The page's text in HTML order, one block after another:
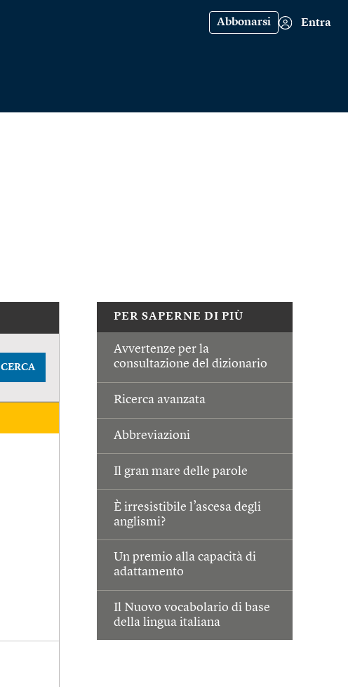
Abbonarsi Entra
PER SAPERNE DI PIÙ
Avvertenze per la
consultazione del dizionario
Ricerca avanzata
Abbreviazioni
Il gran mare delle parole
È irresistibile l’ascesa degli
anglismi?
Un premio alla capacità di
adattamento
Il Nuovo vocabolario di base
della lingua italiana
CERCA